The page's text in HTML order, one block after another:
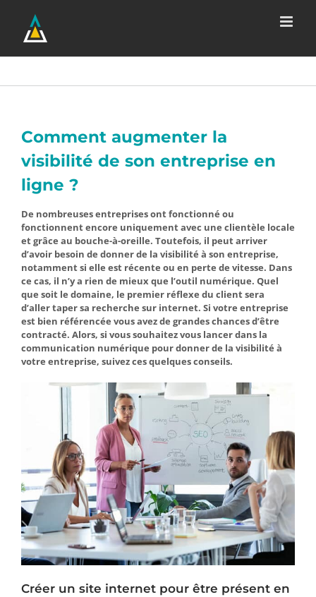
contenu
Comment augmenter la
visibilité de son entreprise en
ligne ?
De nombreuses entreprises ont fonctionné ou
fonctionnent encore uniquement avec une clientèle locale
et grâce au bouche-à-oreille. Toutefois, il peut arriver
d’avoir besoin de donner de la visibilité à son entreprise,
notamment si elle est récente ou en perte de vitesse. Dans
ce cas, il n’y a rien de mieux que l’outil numérique. Quel
que soit le domaine, le premier réflexe du client sera
d’aller taper sa recherche sur internet. Si votre entreprise
est bien référencée vous avez de grandes chances d’être
contracté. Alors, si vous souhaitez vous lancer dans la
communication numérique pour donner de la visibilité à
votre entreprise, suivez ces quelques conseils.
Créer un site internet pour être présent en